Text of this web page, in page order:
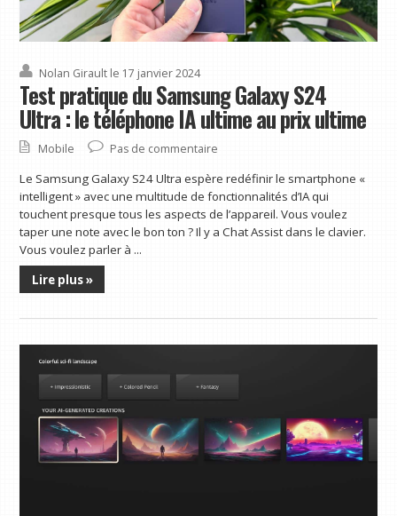
Nolan Girault le 17 janvier 2024
Test pratique du Samsung Galaxy S24
Ultra : le téléphone IA ultime au prix ultime
Mobile Pas de commentaire
Le Samsung Galaxy S24 Ultra espère redéfinir le smartphone «
intelligent » avec une multitude de fonctionnalités d’IA qui
touchent presque tous les aspects de l’appareil. Vous voulez
taper une note avec le bon ton ? Il y a Chat Assist dans le clavier.
Vous voulez parler à ...
Lire plus »